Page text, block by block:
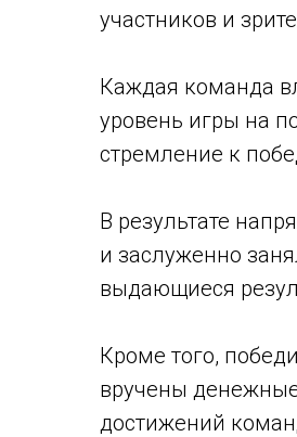
участников и
Каждая команда
уровень игры на
стремление к
В результате
и заслуженно
выдающиеся
Кроме того,
вручены
достижений